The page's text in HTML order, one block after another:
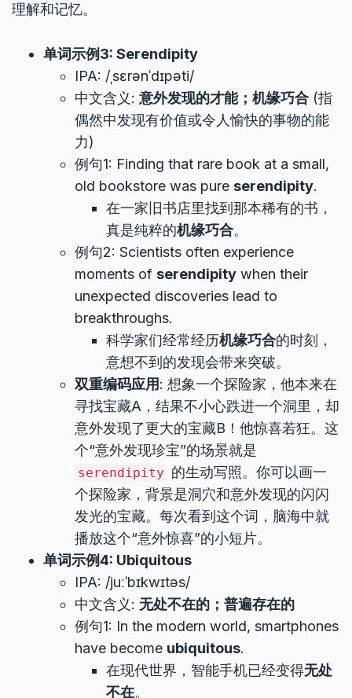
理解和记忆。
单词示例3: Serendipity
IPA: /ˌsɛrənˈdɪpəti/
中文含义: 意外发现的才能；机缘巧合 (指
偶然中发现有价值或令人愉快的事物的能
力)
例句1: Finding that rare book at a small,
old bookstore was pure serendipity.
在一家旧书店里找到那本稀有的书，
真是纯粹的机缘巧合。
例句2: Scientists often experience
moments of serendipity when their
unexpected discoveries lead to
breakthroughs.
科学家们经常经历机缘巧合的时刻，
意想不到的发现会带来突破。
双重编码应用: 想象一个探险家，他本来在
寻找宝藏A，结果不小心跌进一个洞里，却
意外发现了更大的宝藏B！他惊喜若狂。这
个“意外发现珍宝”的场景就是
serendipity 的生动写照。你可以画一
个探险家，背景是洞穴和意外发现的闪闪
发光的宝藏。每次看到这个词，脑海中就
播放这个“意外惊喜”的小短片。
单词示例4: Ubiquitous
IPA: /juːˈbɪkwɪtəs/
中文含义: 无处不在的；普遍存在的
例句1: In the modern world, smartphones
have become ubiquitous.
在现代世界，智能手机已经变得无处
不在。